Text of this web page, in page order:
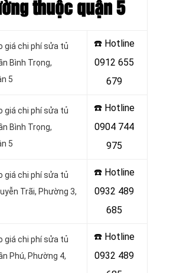
thuộc quận 5
giá chi phí sửa tủ
Bình Trọng,
5
☎️ Hotline
0912 655
679
giá chi phí sửa tủ
Bình Trọng,
5
☎️ Hotline
0904 744
975
giá chi phí sửa tủ
Trãi, Phường 3,
☎️ Hotline
0932 489
685
giá chi phí sửa tủ
Phú, Phường 4,
☎️ Hotline
0932 489